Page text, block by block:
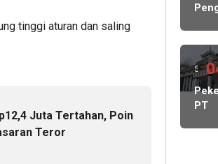
tinggi aturan dan saling
Juta Tertahan, Poin
Teror
lalu
KP
5
hari
lalu
PT